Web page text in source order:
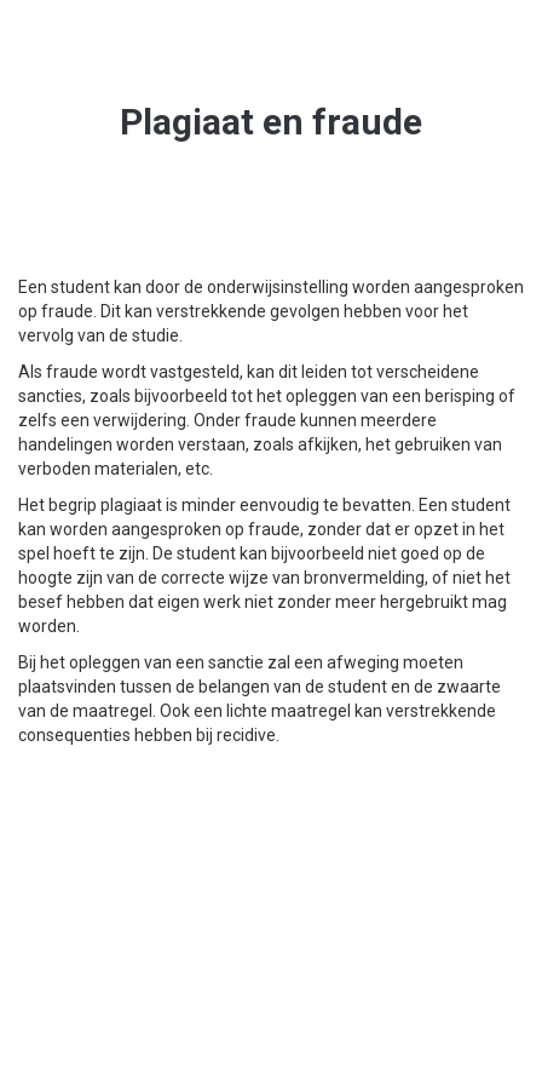
Plagiaat en fraude
Een student kan door de onderwijsinstelling worden aangesproken
op fraude. Dit kan verstrekkende gevolgen hebben voor het
vervolg van de studie.
Als fraude wordt vastgesteld, kan dit leiden tot verscheidene
sancties, zoals bijvoorbeeld tot het opleggen van een berisping of
zelfs een verwijdering. Onder fraude kunnen meerdere
handelingen worden verstaan, zoals afkijken, het gebruiken van
verboden materialen, etc.
Het begrip plagiaat is minder eenvoudig te bevatten. Een student
kan worden aangesproken op fraude, zonder dat er opzet in het
spel hoeft te zijn. De student kan bijvoorbeeld niet goed op de
hoogte zijn van de correcte wijze van bronvermelding, of niet het
besef hebben dat eigen werk niet zonder meer hergebruikt mag
worden.
Bij het opleggen van een sanctie zal een afweging moeten
plaatsvinden tussen de belangen van de student en de zwaarte
van de maatregel. Ook een lichte maatregel kan verstrekkende
consequenties hebben bij recidive.